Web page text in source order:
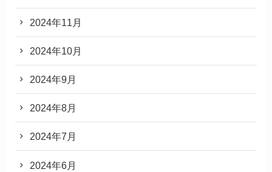
2024年11月
2024年10月
2024年9月
2024年8月
2024年7月
2024年6月